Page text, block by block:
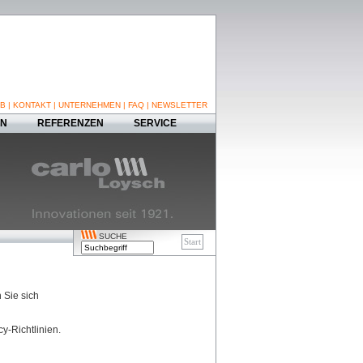
| KONTAKT | UNTERNEHMEN | FAQ | NEWSLETTER
REFERENZEN
SERVICE
Sie sich
Richtlinien.
SUCHE